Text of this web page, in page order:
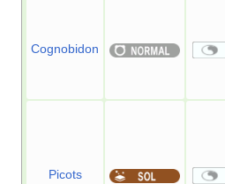
Cognobidon
Picots